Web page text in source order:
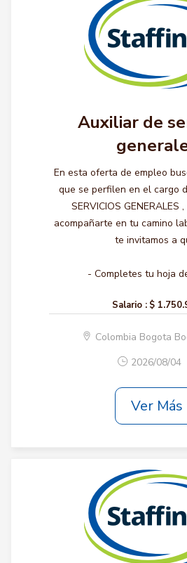
Auxiliar de
En esta oferta de empleo
que se perfilen en el cargo
SERVICIOS GENERALES
acompañarte en tu camino
te invitamos a
- Completes tu hoja
Salario : $
Colombia Bogota
2026/08/04
Ver Más